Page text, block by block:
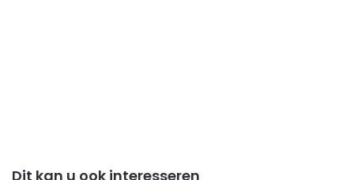
Dit kan u ook interesseren